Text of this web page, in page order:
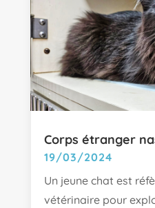
Corps étranger
19/03/2024
Un jeune chat est
vétérinaire pour